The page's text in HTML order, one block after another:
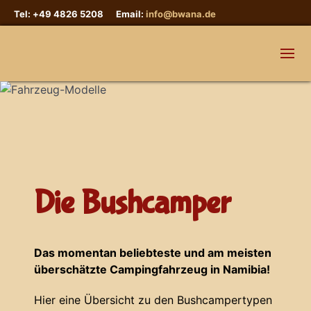
Tel: +49 4826 5208 Email: info@bwana.de
Die Bushcamper
Das momentan beliebteste und am meisten
überschätzte Campingfahrzeug in Namibia!
Hier eine Übersicht zu den Bushcampertypen